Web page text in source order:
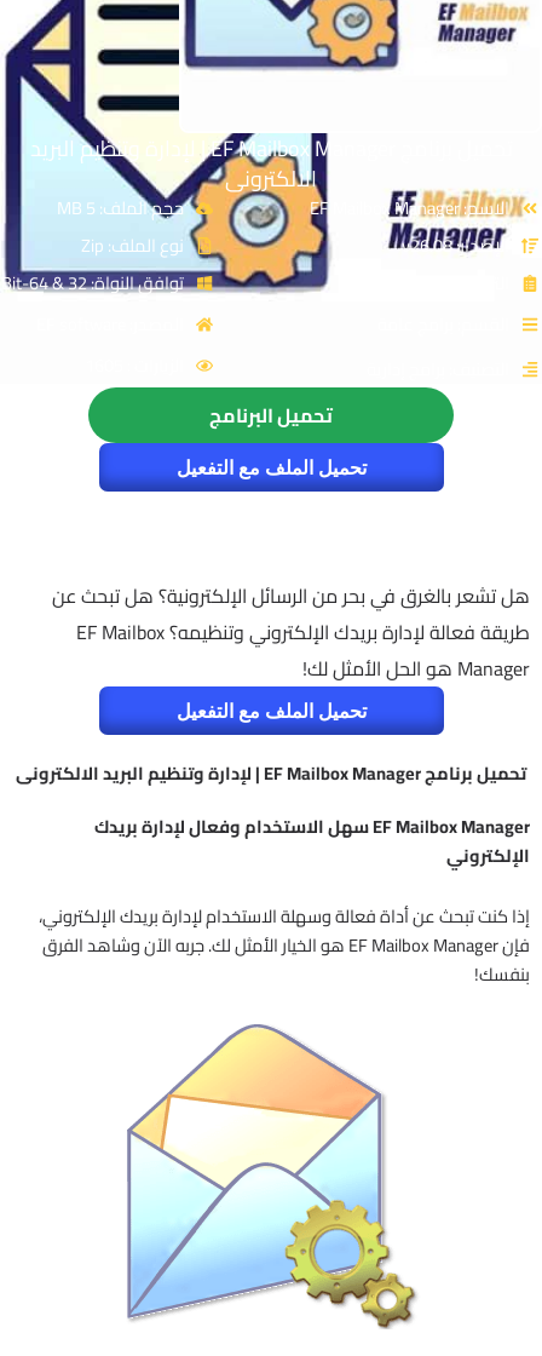
تحميل برنامج EF Mailbox Manager | لإدارة وتنظيم البريد
الالكترونى
الاسم: EF Mailbox Manager
الإصدار: v26.08
حجم الملف: 5 MB
نوع الملف: Zip
توافق النواة: 32 & 64-Bit
تحميل البرنامج
تحميل الملف مع التفعيل
هل تشعر بالغرق في بحر من الرسائل الإلكترونية؟ هل تبحث عن
طريقة فعالة لإدارة بريدك الإلكتروني وتنظيمه؟ EF Mailbox
Manager هو الحل الأمثل لك!
تحميل الملف مع التفعيل
تحميل برنامج EF Mailbox Manager | لإدارة وتنظيم البريد الالكترونى
EF Mailbox Manager سهل الاستخدام وفعال لإدارة بريدك
الإلكتروني
إذا كنت تبحث عن أداة فعالة وسهلة الاستخدام لإدارة بريدك الإلكتروني،
فإن EF Mailbox Manager هو الخيار الأمثل لك. جربه الآن وشاهد الفرق
بنفسك!